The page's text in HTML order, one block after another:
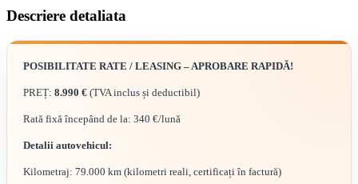
Descriere detaliata
POSIBILITATE RATE / LEASING – APROBARE RAPIDĂ!
PREȚ: 8.990 € (TVA inclus și deductibil)
Rată fixă începând de la: 340 €/lună
Detalii autovehicul:
Kilometraj: 79.000 km (kilometri reali, certificați în factură)